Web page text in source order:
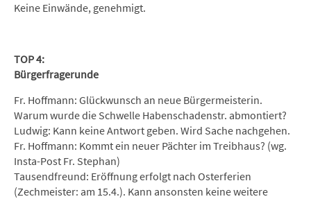
Keine Einwände, genehmigt.
TOP 4:
Bürgerfragerunde
Fr. Hoffmann: Glückwunsch an neue Bürgermeisterin.
Warum wurde die Schwelle Habenschadenstr. abmontiert?
Ludwig: Kann keine Antwort geben. Wird Sache nachgehen.
Fr. Hoffmann: Kommt ein neuer Pächter im Treibhaus? (wg.
Insta-Post Fr. Stephan)
Tausendfreund: Eröffnung erfolgt nach Osterferien
(Zechmeister: am 15.4.). Kann ansonsten keine weitere